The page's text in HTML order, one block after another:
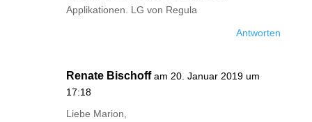
Applikationen. LG von Regula
Antworten
Renate Bischoff am 20. Januar 2019 um
17:18
Liebe Marion,